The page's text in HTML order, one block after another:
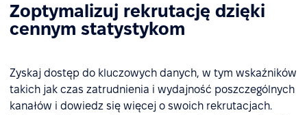
Zoptymalizuj rekrutację dzięki
cennym statystykom
Zyskaj dostęp do kluczowych danych, w tym wskaźników
takich jak czas zatrudnienia i wydajność poszczególnych
kanałów i dowiedz się więcej o swoich rekrutacjach.